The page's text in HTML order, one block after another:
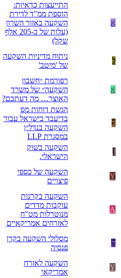
א
התייעצות כדאיות:
הוספת ממ"ד לדירת
השקעה באזור השרון
(עלות של כ-205 אלף
שקל)
ל
ניתוח מדיניות השקעה
של 'מיטב'
א
רפורמת ״חשבון
השקעה״ של משרד
האוצר… מה דעתכם?
ב
הגשת דוחות מס
בדיעבד בישראל עבור
השקעה בנדל״ן
במסגרת LLP
J
השקעה בשוק
הישראלי.
Y
השקעה של כספי
פיצויים
A
השקעה בקרנות
עוקבות מדדים
מנוטרלות מט"ח
לאזרחים אמריקאיים
ה
מסלולי השקעה בקרן
פנסיה
Y
השקעה לאזרח
אמריקאי